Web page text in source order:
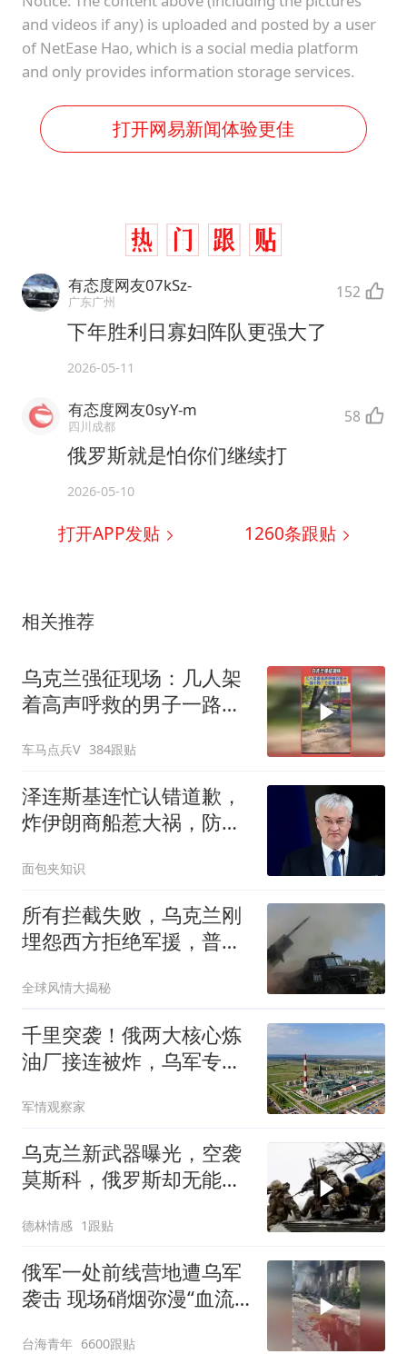
and videos if any) is uploaded and posted by a user
of NetEase Hao, which is a social media platform
and only provides information storage services.
打开网易新闻体验更佳
有态度网友07kSz-
广东广州 152
下年胜利日寡妇阵队更强大了
2026-05-11
有态度网友0syY-m
四川成都 58
俄罗斯就是怕你们继续打
2026-05-10
打开APP发贴 1260条跟贴
相关推荐
乌克兰强征现场：几人架
着高声呼救的男子一路小
车马点兵V 384跟贴
泽连斯基连忙认错道歉，
炸伊朗商船惹大祸，防空
面包夹知识
所有拦截失败，乌克兰刚
埋怨西方拒绝军援，普京
全球风情大揭秘
千里突袭！俄两大核心炼
油厂接连被炸，乌军专打
军情观察家
乌克兰新武器曝光，空袭
莫斯科，俄罗斯却无能为
德林情感 1跟贴
俄军一处前线营地遭乌军
袭击 现场硝烟弥漫“血流
台海青年 6600跟贴